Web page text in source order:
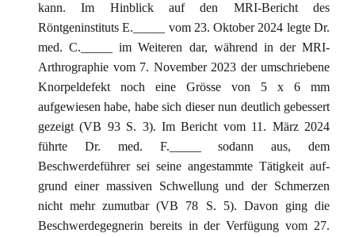
kann. Im Hinblick auf den MRI-Bericht des
Röntgeninstituts E._____ vom 23. Oktober 2024 legte Dr.
med. C._____ im Weiteren dar, während in der MRI-
Arthrographie vom 7. November 2023 der umschriebene
Knorpeldefekt noch eine Grösse von 5 x 6 mm
aufgewiesen habe, habe sich dieser nun deutlich gebessert
gezeigt (VB 93 S. 3). Im Bericht vom 11. März 2024
führte Dr. med. F._____ sodann aus, dem
Beschwerdeführer sei seine angestammte Tätigkeit auf-
grund einer massiven Schwellung und der Schmerzen
nicht mehr zumutbar (VB 78 S. 5). Davon ging die
Beschwerdegegnerin bereits in der Verfügung vom 27.